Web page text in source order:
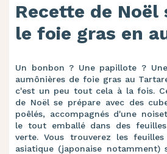
Recette de Noël
le foie gras en
Un bonbon ? Une papillote ?
aumônières de foie gras au
c'est un peu tout cela à la fois.
de Noël se prépare avec des
poêlés, accompagnés d'une
le tout emballé dans des
verte. Vous trouverez les
asiatique (japonaise notamment)